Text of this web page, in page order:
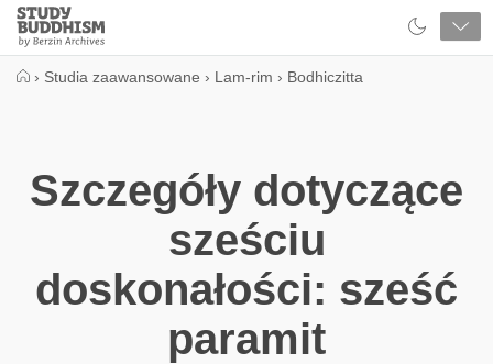
Close
Study
Buddhism
› Studia zaawansowane › Lam-rim › Bodhiczitta
Szczegóły dotyczące
sześciu
doskonałości: sześć
paramit